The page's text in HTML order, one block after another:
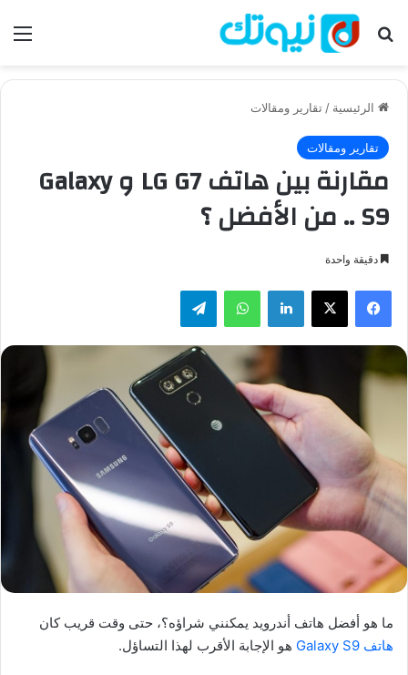
بحث عن
الرئيسية / تقارير ومقالات
تقارير ومقالات
مقارنة بين هاتف LG G7 و Galaxy
S9 .. من الأفضل ؟
دقيقة واحدة
فيسبوك لينكدإن واتساب
ما هو أفضل هاتف أندرويد يمكنني شراؤه؟، حتى وقت قريب كان
هاتف Galaxy S9
هو الإجابة الأقرب لهذا التساؤل.